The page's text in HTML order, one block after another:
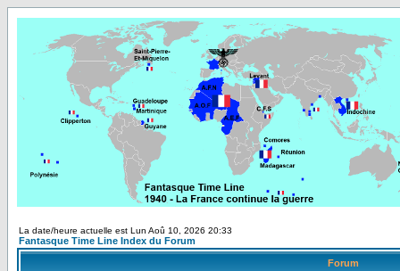
La date/heure actuelle est Lun Aoû 10, 2026 20:33
Fantasque Time Line Index du Forum
Forum